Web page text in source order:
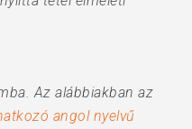
Az alábbiakban az
angol nyelvű